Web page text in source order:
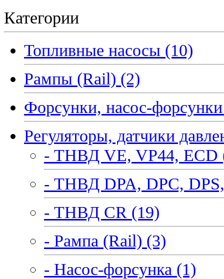
Категории
Топливные насосы (10)
Рампы (Rail) (2)
Форсунки, насос-
Регуляторы, датчики
- ТНВД VE, VP44, ECD
- ТНВД DPA, DPC,
- ТНВД CR (19)
- Рампа (Rail) (3)
- Насос-форсунка (1)